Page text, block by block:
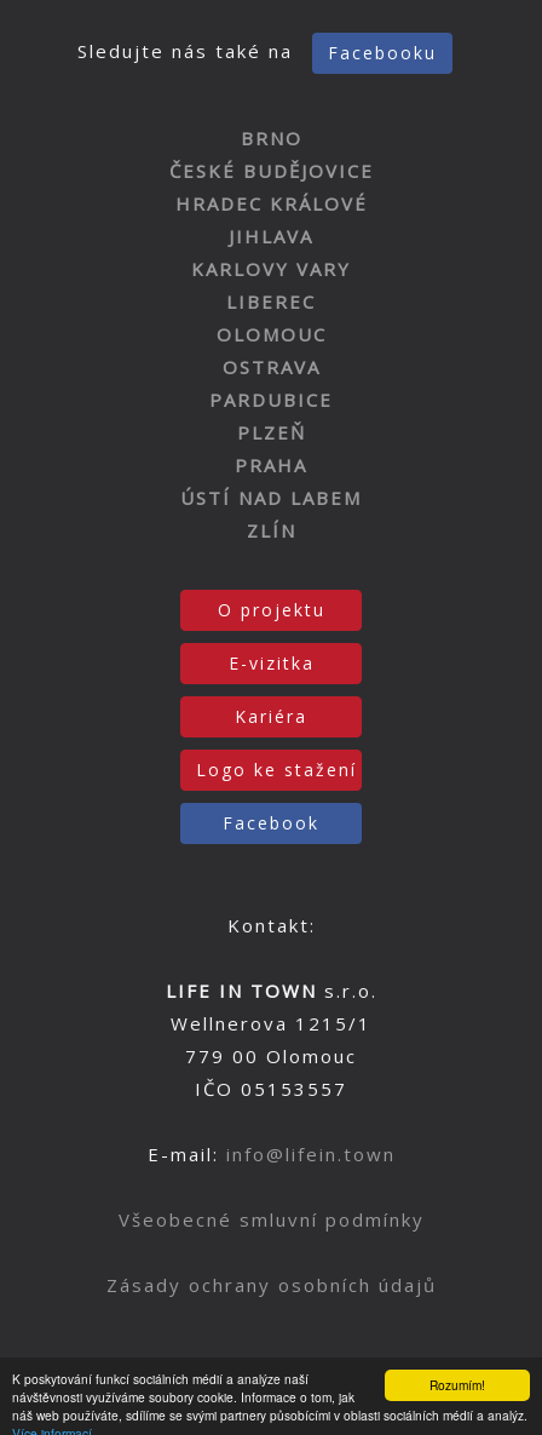
Rozumím!
K poskytování funkcí sociálních médií a analýze naší
návštěvnosti využíváme soubory cookie. Informace o tom, jak
náš web používáte, sdílíme se svými partnery působícími v oblasti sociálních médií a analýz.
Sledujte nás také na Facebooku
BRNO
ČESKÉ BUDĚJOVICE
HRADEC KRÁLOVÉ
JIHLAVA
KARLOVY VARY
LIBEREC
OLOMOUC
OSTRAVA
PARDUBICE
PLZEŇ
PRAHA
ÚSTÍ NAD LABEM
ZLÍN
O projektu
E-vizitka
Kariéra
Logo ke stažení
Facebook
Kontakt:
LIFE IN TOWN s.r.o.
Wellnerova 1215/1
779 00 Olomouc
IČO 05153557
E-mail: info@lifein.town
Všeobecné smluvní podmínky
Zásady ochrany osobních údajů
Nahoru